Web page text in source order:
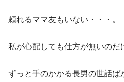
頼れるママ友もいない・・・。
私が心配しても仕方が無いのだ
ずっと手のかかる長男の世話